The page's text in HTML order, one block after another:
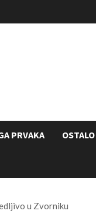
PRVAKA OSTALO
u Zvorniku